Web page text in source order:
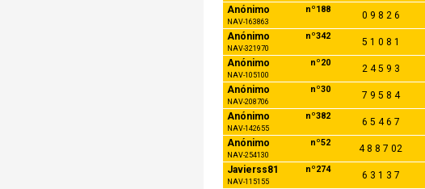
nº188
Anónimo
NAV-163863
0 9 8 2 6
nº342
Anónimo
NAV-321970
5 1 0 8 1
nº20
Anónimo
NAV-105100
2 4 5 9 3
nº30
Anónimo
NAV-208706
7 9 5 8 4
nº382
Anónimo
NAV-142655
6 5 4 6 7
nº52
Anónimo
NAV-254130
4 8 8 7 02
nº274
Javierss81
NAV-115155
6 3 1 3 7